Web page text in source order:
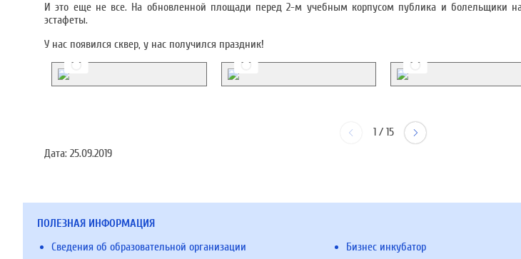
И это еще не все. На обновленной площади перед 2-м учебным корпусом публика и болельщики
эстафеты.
У нас появился сквер, у нас получился праздник!
1/ 15
Дата: 25.09.2019
ПОЛЕЗНАЯ ИНФОРМАЦИЯ
Сведения об образовательной организации
Бизнес инкубатор